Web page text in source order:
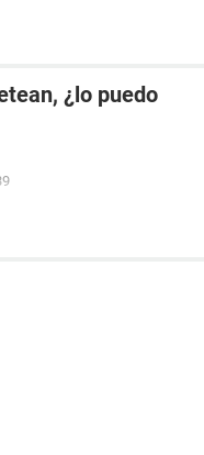
¿lo puedo